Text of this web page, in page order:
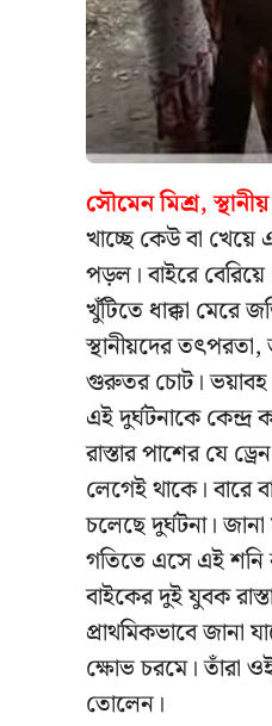
সৌমেন মিশ্র,
খাচ্ছে কেউ বা খেয়ে
পড়ল। বাইরে
খুঁটিতে ধাক্কা মেরে
স্থানীয়দের
গুরুতর চোট। ভয়াবহ
এই দুর্ঘটনাকে
রাস্তার পাশের যে
লেগেই থাকে। বারে
চলেছে দুর্ঘটনা।
গতিতে এসে এই শনি
বাইকের দুই যুবক
প্রাথমিকভাবে
ক্ষোভ চরমে। তাঁরা
তোলেন।